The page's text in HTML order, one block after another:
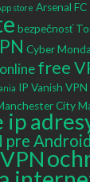
store Arsenal FC
bezpečnosť
Cyber
free
IP Vanish VPN
City
ip
pre Android